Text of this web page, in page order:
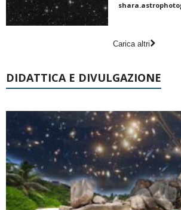
Carica altri
DIDATTICA E DIVULGAZIONE